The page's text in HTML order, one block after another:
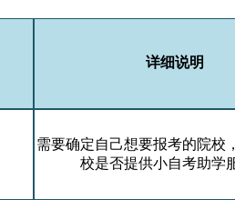
详细说明
需要确定自己想要报考的院校
校是否提供小自考助学